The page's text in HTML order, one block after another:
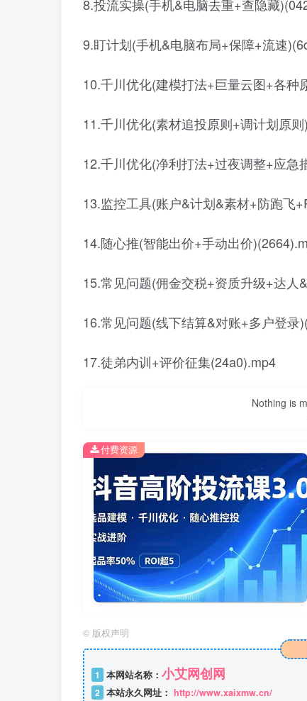
8.投流实操(手机&电脑去重+查隐藏
9.盯计划(手机&电脑布局+保障+流速
10.千川优化(建模打法+巨量云图+各种
11.千川优化(素材追投原则+调计划原
12.千川优化(净利打法+过夜调整+应急
13.监控工具(账户&计划&素材+防跑飞
14.随心推(智能出价+手动出价
15.常见问题(佣金交税+资质升级+达人
16.常见问题(线下结算&对账+多户登录
17.徒弟内训+评价征集(24a0).mp4
Nothing is
付费资源
© 版权声明
1 本网站名称： 小艾网创网
2 本站永久网址： http://www.xaixmw.cn/